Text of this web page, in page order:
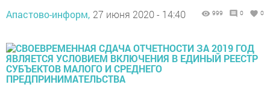
Апастово-информ, 27 июня 2020 - 14:40 999 0 0